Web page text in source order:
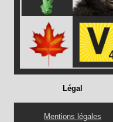
Légal
Mentions légales